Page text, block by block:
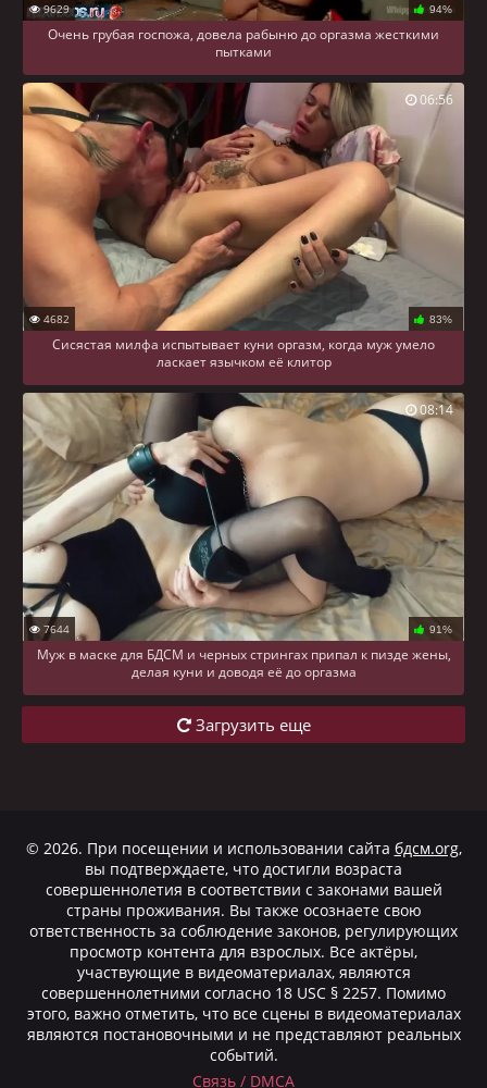
9629 94%
Очень грубая госпожа, довела рабыню до оргазма жесткими
пытками
4682 83%
Сисястая милфа испытывает куни оргазм, когда муж умело
ласкает язычком её клитор
06:56
7644 91%
Муж в маске для БДСМ и черных стрингах припал к пизде жены,
делая куни и доводя её до оргазма
08:14
Загрузить еще
© 2026. При посещении и использовании сайта бдсм.org,
вы подтверждаете, что достигли возраста
совершеннолетия в соответствии с законами вашей
страны проживания. Вы также осознаете свою
ответственность за соблюдение законов, регулирующих
просмотр контента для взрослых. Все актёры,
участвующие в видеоматериалах, являются
совершеннолетними согласно 18 USC § 2257. Помимо
этого, важно отметить, что все сцены в видеоматериалах
являются постановочными и не представляют реальных
событий.
Cвязь / DMCA